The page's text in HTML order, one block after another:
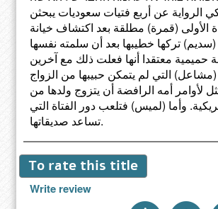
الرواية عن أربع فتيات سعوديات يبحثن
الأولى (قمرة) مطلقة بعد اكتشاف خيانة
(سديم) تركها خطيبها بعد أن سلمته نفسها
حميمية معتقدا أنها فعلت ذلك مع آخرين
(مشاعل) التي لم يتمكن حبيبها من الزواج
لأوامر أمه الرافضة أن يتزوج ولدها من
وأما (لميس) فتلعب دور الفتاة التي
تساعد صديقاتها.
To rate this title
Write review